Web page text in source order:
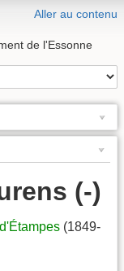
Aller au contenu
de l'Essonne
(-)
(1849-